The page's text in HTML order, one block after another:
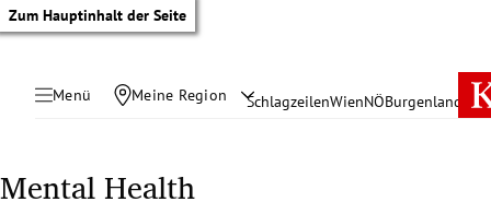
Zum Hauptinhalt der Seite
Menü Meine Region SchlagzeilenWienNÖBurgenland
Mental Health